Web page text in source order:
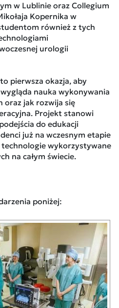
w Lublinie oraz Collegium
Kopernika w
również z tych
urologii
pierwsza okazja, aby
nauka wykonywania
oraz jak rozwija się
Projekt stanowi
do edukacji
już na wczesnym etapie
wykorzystywane
na całym świecie.
poniżej: